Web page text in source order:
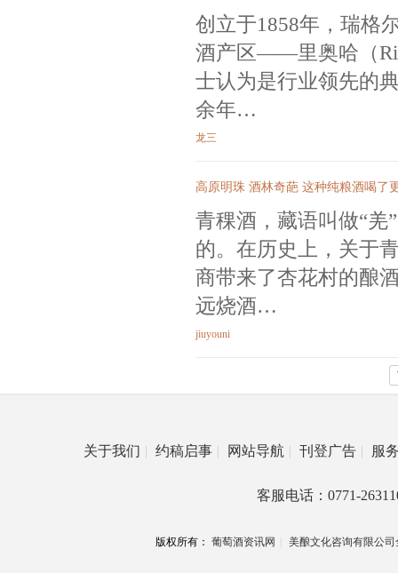
创立于1858年，瑞格
酒产区——里奥哈（
士认为是行业领先的
余年…
龙三
高原明珠 酒林奇葩 这种纯粮酒喝了
青稞酒，藏语叫做“
的。在历史上，关于
商带来了杏花村的酿
远烧酒…
jiuyouni
关于我们 | 约稿启事 | 网站导航 | 刊登广告 | 服
客服电话：0771-
版权所有： 葡萄酒资讯网 美酿文化咨询有限公司